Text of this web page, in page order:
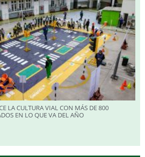
LA CULTURA VIAL CON MÁS DE 800
EN LO QUE VA DEL AÑO